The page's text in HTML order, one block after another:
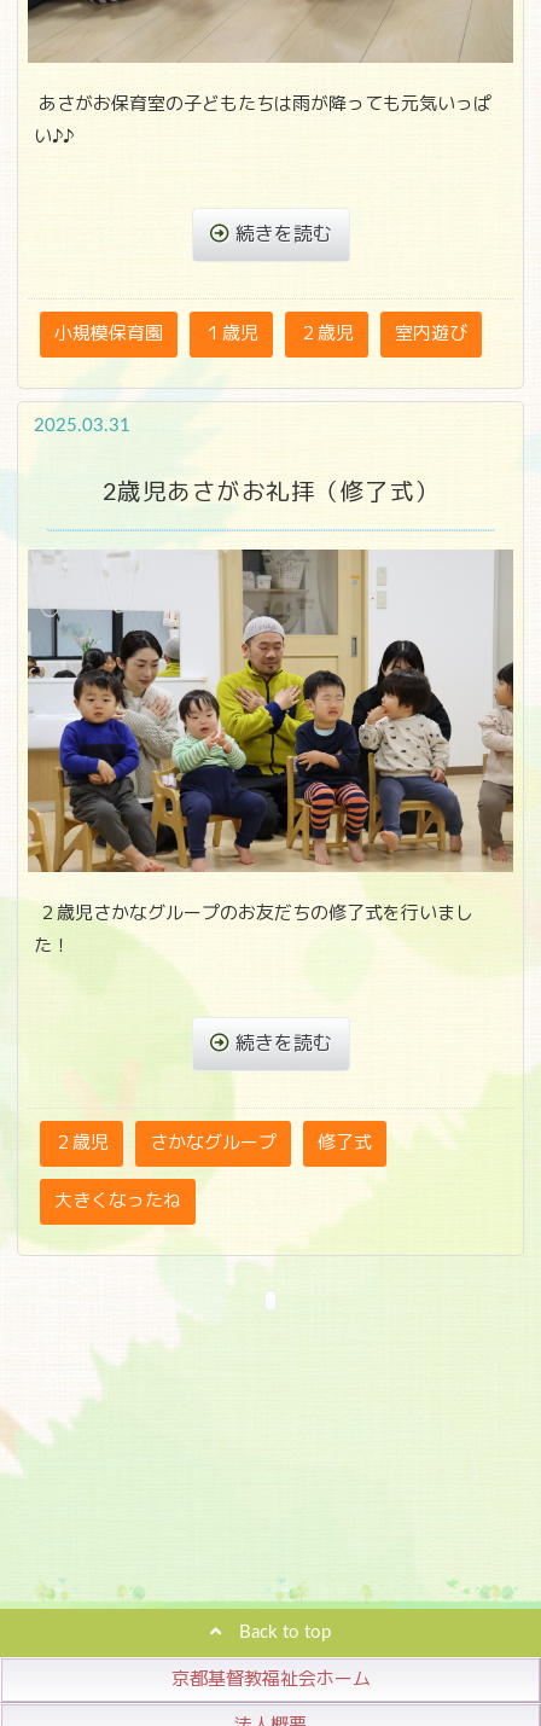
あさがお保育室の子どもたちは雨が降っても元気いっぱ
い♪♪
続きを読む
小規模保育園 １歳児 ２歳児 室内遊び
2025.03.31
2歳児あさがお礼拝（修了式）
２歳児さかなグループのお友だちの修了式を行いまし
た！
続きを読む
２歳児 さかなグループ 修了式
大きくなったね
Back to top
京都基督教福祉会ホーム